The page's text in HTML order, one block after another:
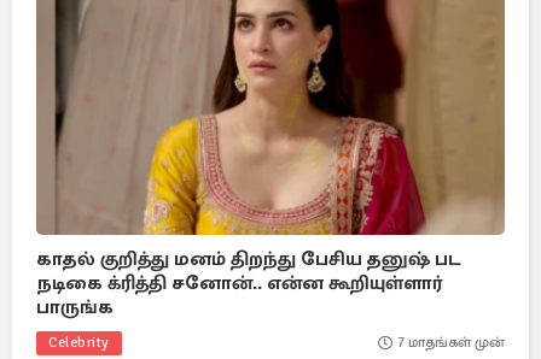
காதல் குறித்து மனம் திறந்து பேசிய தனுஷ் பட
நடிகை க்ரித்தி சனோன்.. என்ன கூறியுள்ளார்
பாருங்க
Celebrity 7 மாதங்கள் முன்